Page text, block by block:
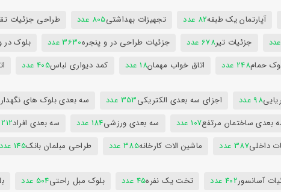
آپارتمان یک طبقه82 عدد تجهیزات بهداشتی805 عدد طراحی جزئیات
جزئیات تیر678 عدد جزئیات طراحی در و پنجره3630 عدد بلوک در
حمام248 عدد اتاق خواب مهمان18 عدد کمد دیواری لباس405 عدد
98 عدد اجزای سه بعدی الکتریکی353 عدد سه بعدی بلوک های
بعدی ساختمان مرتفع107 عدد سه بعدی ورزشی184 عدد سه بعدی افراد212 عدد
داخلی387 عدد ماشین الات کارخانه385 عدد طراحی مبلمان بانک145 عدد
آسانسور402 عدد تخت یک نفره45 عدد بلوک مبل راحتی504 عدد